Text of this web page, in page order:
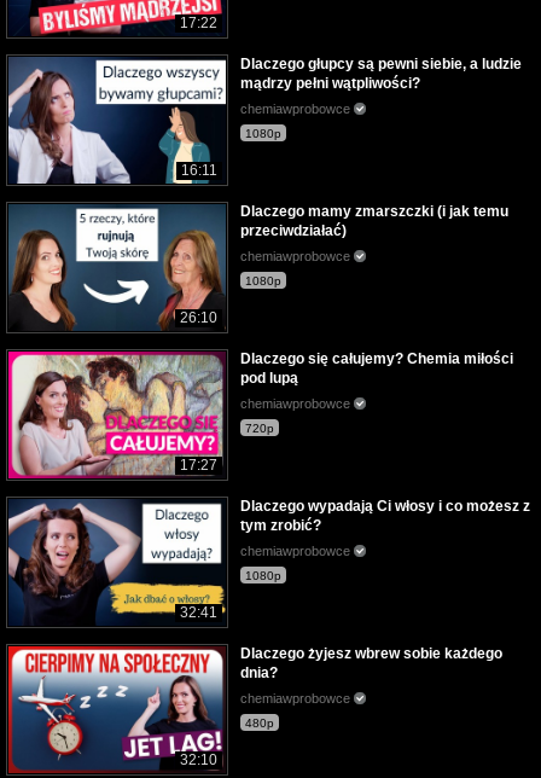
17:22
16:11
Dlaczego głupcy są pewni siebie, a ludzie
mądrzy pełni wątpliwości?
chemiawprobowce
1080p
26:10
Dlaczego mamy zmarszczki (i jak temu
przeciwdziałać)
chemiawprobowce
1080p
17:27
Dlaczego się całujemy? Chemia miłości
pod lupą
chemiawprobowce
720p
32:41
Dlaczego wypadają Ci włosy i co możesz z
tym zrobić?
chemiawprobowce
1080p
32:10
Dlaczego żyjesz wbrew sobie każdego
dnia?
chemiawprobowce
480p